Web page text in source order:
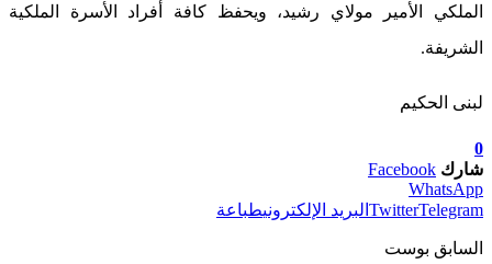
الملكي الأمير مولاي رشيد، ويحفظ كافة أفراد الأسرة الملكية
الشريفة.
لبنى الحكيم
0
شارك Facebook
WhatsApp
TwitterTelegram البريد الإلكترونيطباعة
السابق بوست